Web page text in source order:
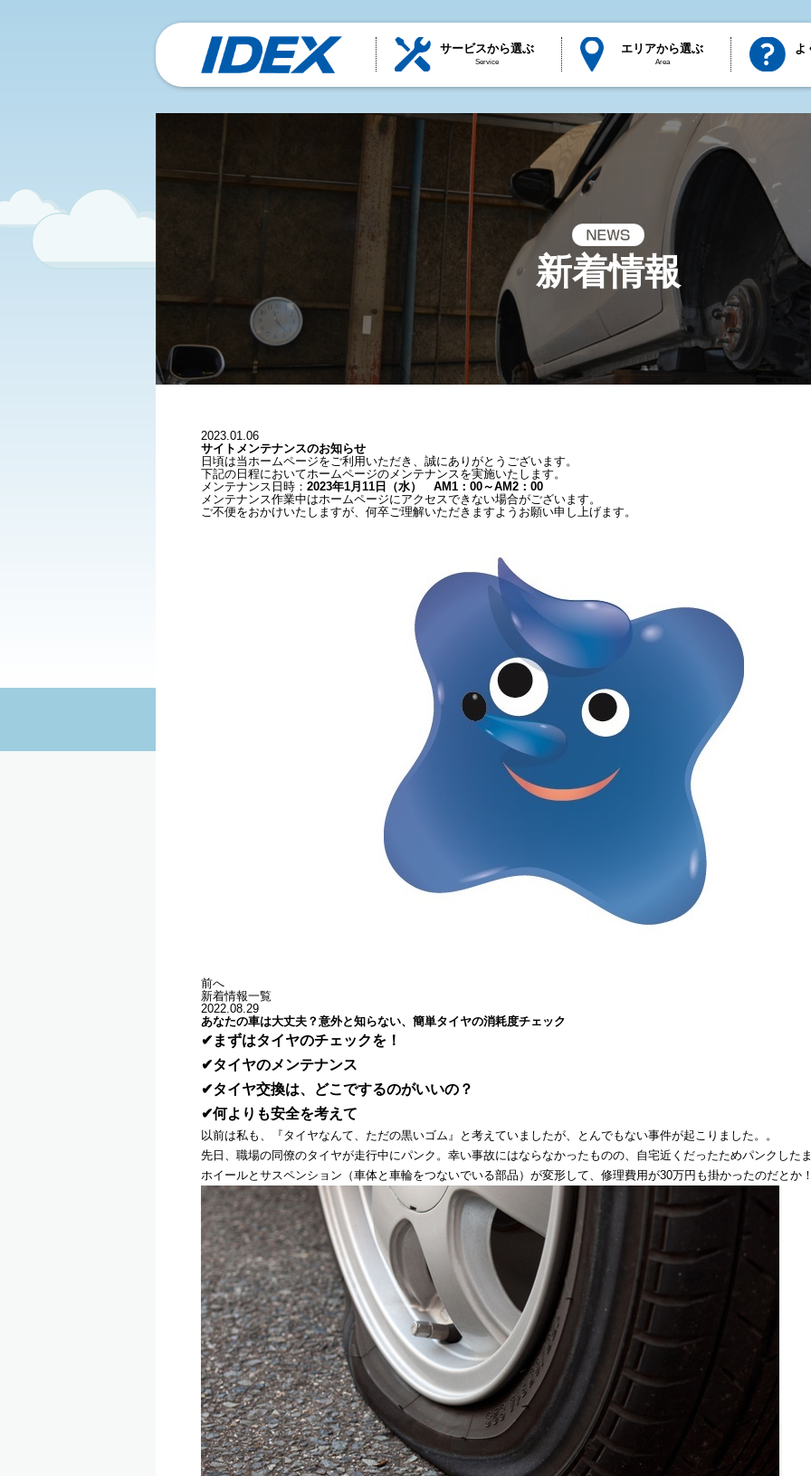
サービスから選ぶ
Service
エリアから選ぶ
Area
よ
新着情報
2023.01.06
サイトメンテナンスのお知らせ
日頃は当ホームページをご利用いただき、誠にありがとうございます。
下記の日程においてホームページのメンテナンスを実施いたします。
メンテナンス日時： 2023年1月11日（水） AM1：00～AM2：00
メンテナンス作業中はホームページにアクセスできない場合がございます。
ご不便をおかけいたしますが、何卒ご理解いただきますようお願い申し上げます。
前へ
新着情報一覧
2022.08.29
あなたの車は大丈夫？意外と知らない、簡単タイヤの消耗度チェック
✔まずはタイヤのチェックを！
✔タイヤのメンテナンス
✔タイヤ交換は、どこでするのがいいの？
✔何よりも安全を考えて
以前は私も、『タイヤなんて、ただの黒いゴム』と考えていましたが、とんでもない事件が起こりました。。
先日、職場の同僚のタイヤが走行中にパンク。幸い事故にはならなかったものの、自宅近くだったためパンクした
ホイールとサスペンション（車体と車輪をつないでいる部品）が変形して、修理費用が30万円も掛かったのだとか